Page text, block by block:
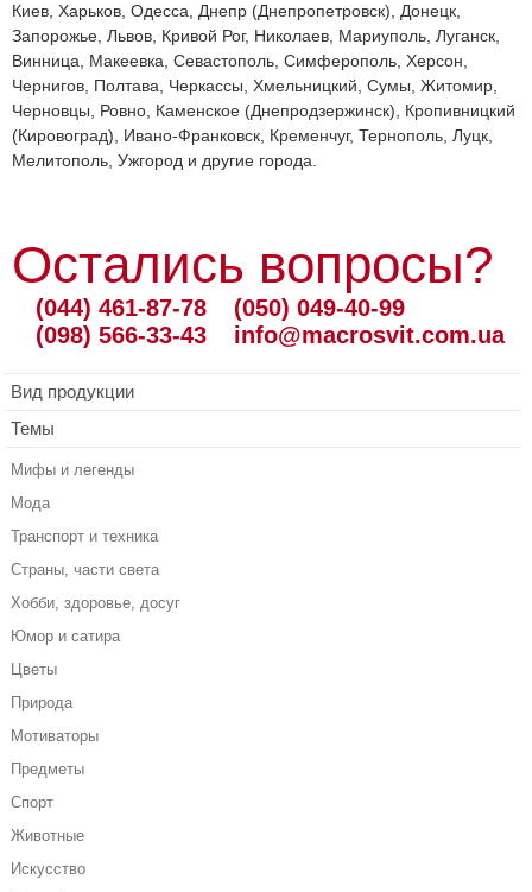
Киев, Харьков, Одесса, Днепр (Днепропетровск), Донецк,
Запорожье, Львов, Кривой Рог, Николаев, Мариуполь, Луганск,
Винница, Макеевка, Севастополь, Симферополь, Херсон,
Чернигов, Полтава, Черкассы, Хмельницкий, Сумы, Житомир,
Черновцы, Ровно, Каменское (Днепродзержинск), Кропивницкий
(Кировоград), Ивано-Франковск, Кременчуг, Тернополь, Луцк,
Мелитополь, Ужгород и другие города.
Остались вопросы?
(044) 461-87-78
(098) 566-33-43
(050) 049-40-99
info@macrosvit.com.ua
Вид продукции
Темы
Мифы и легенды
Мода
Транспорт и техника
Страны, части света
Хобби, здоровье, досуг
Юмор и сатира
Цветы
Природа
Мотиваторы
Предметы
Спорт
Животные
Искусство